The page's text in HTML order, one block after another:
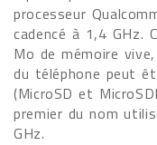
processeur
cadencé à 1,4 GHz.
Mo de mémoire
du téléphone peut
(MicroSD et
premier du nom
GHz.